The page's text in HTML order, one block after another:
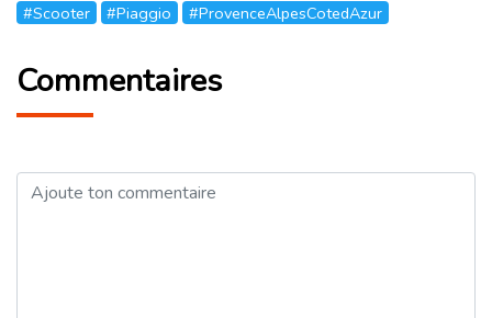
#Scooter #Piaggio #ProvenceAlpesCotedAzur
Commentaires